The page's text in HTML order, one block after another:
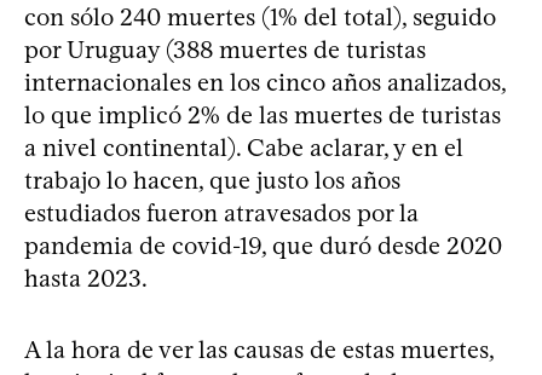
con sólo 240 muertes (1% del total), seguido
por Uruguay (388 muertes de turistas
internacionales en los cinco años analizados,
lo que implicó 2% de las muertes de turistas
a nivel continental). Cabe aclarar, y en el
trabajo lo hacen, que justo los años
estudiados fueron atravesados por la
pandemia de covid-19, que duró desde 2020
hasta 2023.
A la hora de ver las causas de estas muertes,